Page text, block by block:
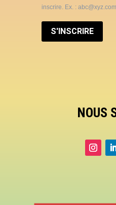
inscrire. Ex. : abc@xyz.com
S'INSCRIRE
NOUS